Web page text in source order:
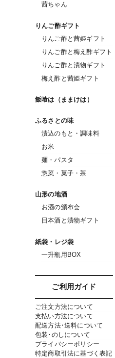
茜ちゃん
りんご酢ギフト
りんご酢と茜姫ギフト
りんご酢と梅え酢ギフト
りんご酢と漬物ギフト
梅え酢と茜姫ギフト
飯喰は（ままけは）
ふるさとの味
漬込のもと・調味料
お米
麺・パスタ
惣菜・菓子・茶
山形の地酒
お酒の頒布会
日本酒と漬物ギフト
紙袋・レジ袋
一升瓶用BOX
ご利用ガイド
ご注文方法について
支払い方法について
配送方法･送料について
包装･のしについて
プライバシーポリシー
特定商取引法に基づく表記